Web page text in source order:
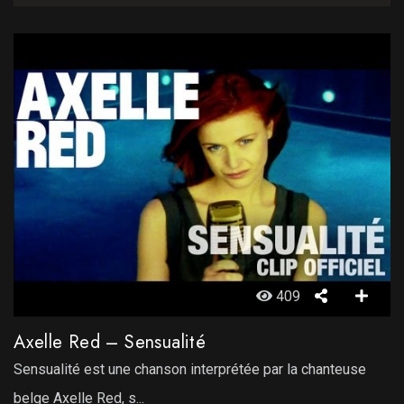
409
Axelle Red – Sensualité
Sensualité est une chanson interprétée par la chanteuse
belge Axelle Red, s...